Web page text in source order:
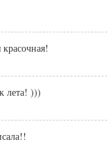
лета! )))